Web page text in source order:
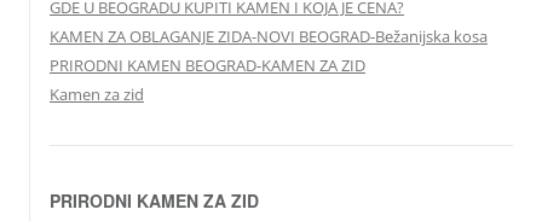
GDE U BEOGRADU KUPITI KAMEN I KOJA JE CENA?
KAMEN ZA OBLAGANJE ZIDA-NOVI BEOGRAD-Bežanijska kosa
PRIRODNI KAMEN BEOGRAD-KAMEN ZA ZID
Kamen za zid
PRIRODNI KAMEN ZA ZID